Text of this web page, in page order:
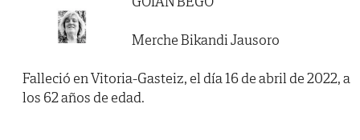
Merche Bikandi Jausoro
Falleció en Vitoria-Gasteiz, el día 16 de abril de 2022, a
los 62 años de edad.